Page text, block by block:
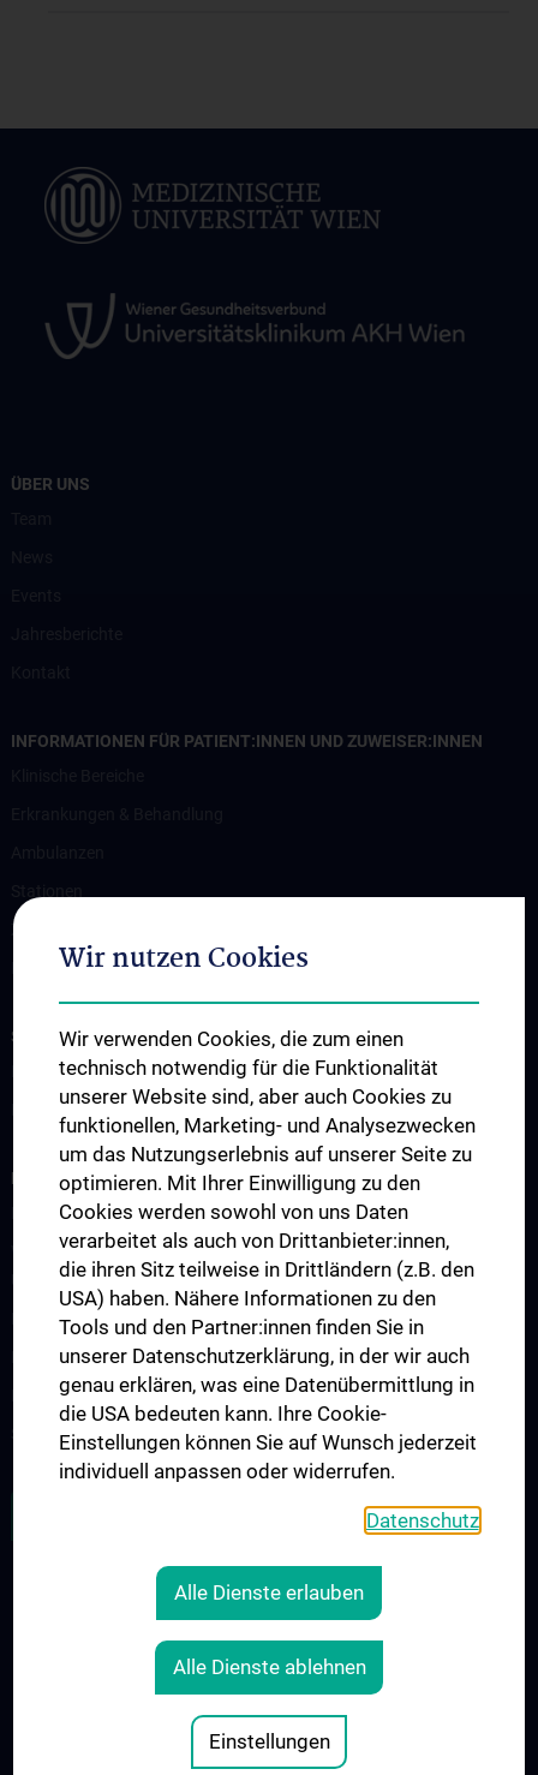
ÜBER UNS
INFORMATIONEN FÜR PATIENT:INNEN UND ZUWEISER:INNEN
Zuweiser:innen
Im Notfall
STUDIUM, AUS- UND WEITERBILDUNG
Information für Studierende
Fellowship
FORSCHUNG
Biobank der Urologie
Wissenschaft und Forschung an der Universitätsklinik für
Urologie
Publikationen
Klinische Forschung
Experimentelle Forschung
Strike Bladder Cancer
COOKIE-EINSTELLUNGEN
© 2026 Medizinische Universität Wien
Wir nutzen Cookies
Wir verwenden Cookies, die zum einen
technisch notwendig für die Funktionalität
unserer Website sind, aber auch Cookies zu
funktionellen, Marketing- und Analysezwecken
um das Nutzungserlebnis auf unserer Seite zu
optimieren. Mit Ihrer Einwilligung zu den
Cookies werden sowohl von uns Daten
verarbeitet als auch von Drittanbieter:innen,
die ihren Sitz teilweise in Drittländern (z.B. den
USA) haben. Nähere Informationen zu den
Tools und den Partner:innen finden Sie in
unserer Datenschutzerklärung, in der wir auch
genau erklären, was eine Datenübermittlung in
die USA bedeuten kann. Ihre Cookie-
Einstellungen können Sie auf Wunsch jederzeit
individuell anpassen oder widerrufen.
Datenschutz
Alle Dienste erlauben
Alle Dienste ablehnen
Einstellungen